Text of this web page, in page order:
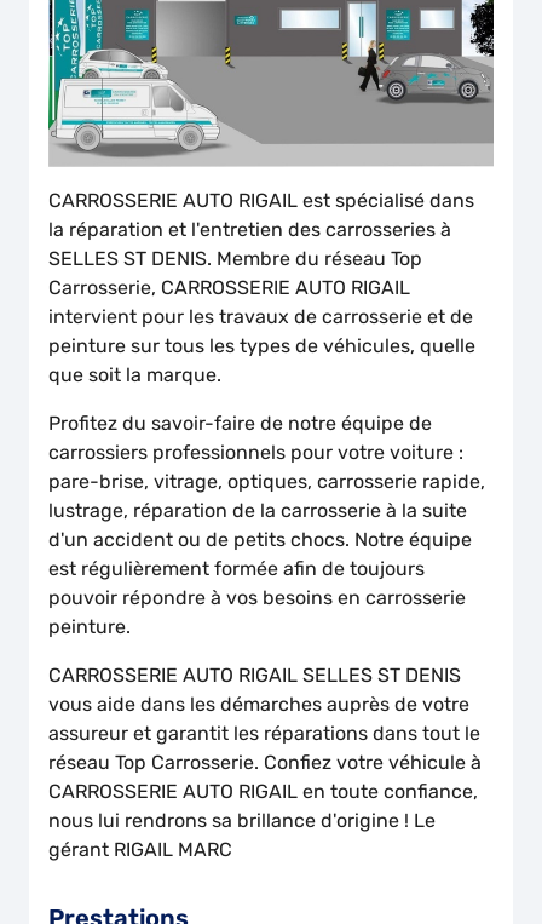
CARROSSERIE AUTO RIGAIL est spécialisé dans
la réparation et l'entretien des carrosseries à
SELLES ST DENIS. Membre du réseau Top
Carrosserie, CARROSSERIE AUTO RIGAIL
intervient pour les travaux de carrosserie et de
peinture sur tous les types de véhicules, quelle
que soit la marque.
Profitez du savoir-faire de notre équipe de
carrossiers professionnels pour votre voiture :
pare-brise, vitrage, optiques, carrosserie rapide,
lustrage, réparation de la carrosserie à la suite
d'un accident ou de petits chocs. Notre équipe
est régulièrement formée afin de toujours
pouvoir répondre à vos besoins en carrosserie
peinture.
CARROSSERIE AUTO RIGAIL SELLES ST DENIS
vous aide dans les démarches auprès de votre
assureur et garantit les réparations dans tout le
réseau Top Carrosserie. Confiez votre véhicule à
CARROSSERIE AUTO RIGAIL en toute confiance,
nous lui rendrons sa brillance d'origine ! Le
gérant RIGAIL MARC
Prestations